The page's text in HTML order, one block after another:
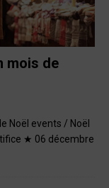
mois de
Noël events / Noël
★ 06 décembre